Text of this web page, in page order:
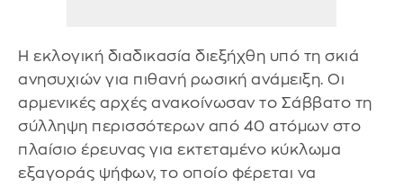
Η εκλογική διαδικασία διεξήχθη υπό τη σκιά
ανησυχιών για πιθανή ρωσική ανάμειξη. Οι
αρμενικές αρχές ανακοίνωσαν το Σάββατο τη
σύλληψη περισσότερων από 40 ατόμων στο
πλαίσιο έρευνας για εκτεταμένο κύκλωμα
εξαγοράς ψήφων, το οποίο φέρεται να